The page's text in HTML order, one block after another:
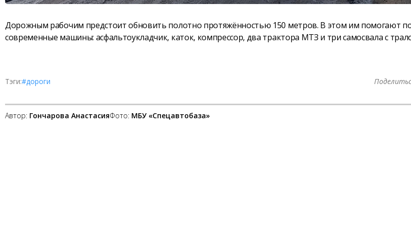
Дорожным рабочим предстоит обновить полотно протяжённостью 150 метров. В этом им помогают
современные машины: асфальтоукладчик, каток, компрессор, два трактора МТЗ и три самосвала с
Тэги:#дороги
Автор: Гончарова АнастасияФото: МБУ «Спецавтобаза»